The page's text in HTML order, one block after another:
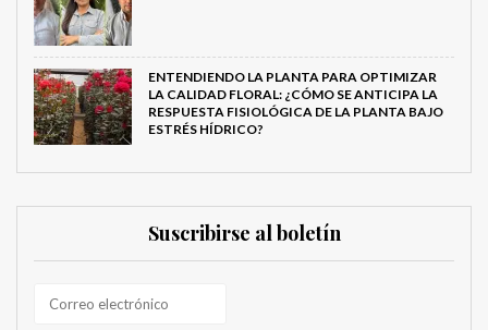
ENTENDIENDO LA PLANTA PARA OPTIMIZAR
LA CALIDAD FLORAL: ¿CÓMO SE ANTICIPA LA
RESPUESTA FISIOLÓGICA DE LA PLANTA BAJO
ESTRÉS HÍDRICO?
Suscribirse al boletín